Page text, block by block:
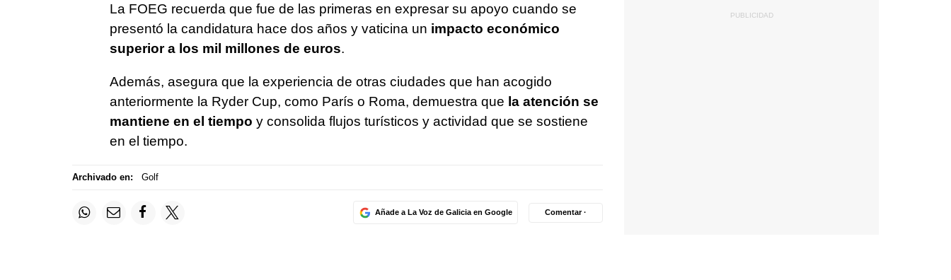
La FOEG recuerda que fue de las primeras en expresar su apoyo cuando se
presentó la candidatura hace dos años y vaticina un impacto económico
superior a los mil millones de euros.
Además, asegura que la experiencia de otras ciudades que han acogido
anteriormente la Ryder Cup, como París o Roma, demuestra que la atención se
mantiene en el tiempo y consolida flujos turísticos y actividad que se sostiene
en el tiempo.
Archivado en: Golf
Añade a La Voz de Galicia en Google Comentar ·